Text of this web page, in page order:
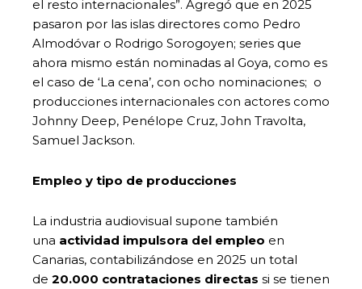
el resto internacionales”. Agregó que en 2025
pasaron por las islas directores como Pedro
Almodóvar o Rodrigo Sorogoyen; series que
ahora mismo están nominadas al Goya, como es
el caso de ‘La cena’, con ocho nominaciones; o
producciones internacionales con actores como
Johnny Deep, Penélope Cruz, John Travolta,
Samuel Jackson.
Empleo y tipo de producciones
La industria audiovisual supone también
una actividad impulsora del empleo en
Canarias, contabilizándose en 2025 un total
de 20.000 contrataciones directas si se tienen